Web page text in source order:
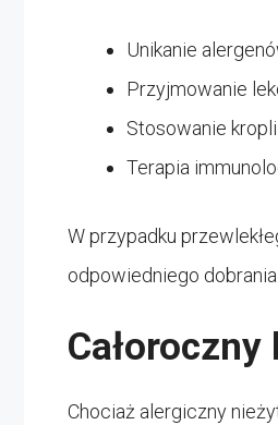
Unikanie
Przyjmowanie
Stosowanie
Terapia
W przypadku
odpowiedniego
Chociaż alergiczny